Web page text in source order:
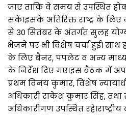
जाए ताकि वे समय से उपस्थित
सकें।इसके अतिरिक्त राष्ट्र के
से 30 सितंबर के अंतर्गत सुलह
भेजने पर भी विशेष चर्चा हुई। साथ
के लिए बैनर, पंपलेट व अन्य
के निर्देश दिए गए।इस बैठक में
प्रथम विनय कुमार, विशेष
अधिकारी राकेश कुमार सिंह,
अधिकारीगण उपस्थित